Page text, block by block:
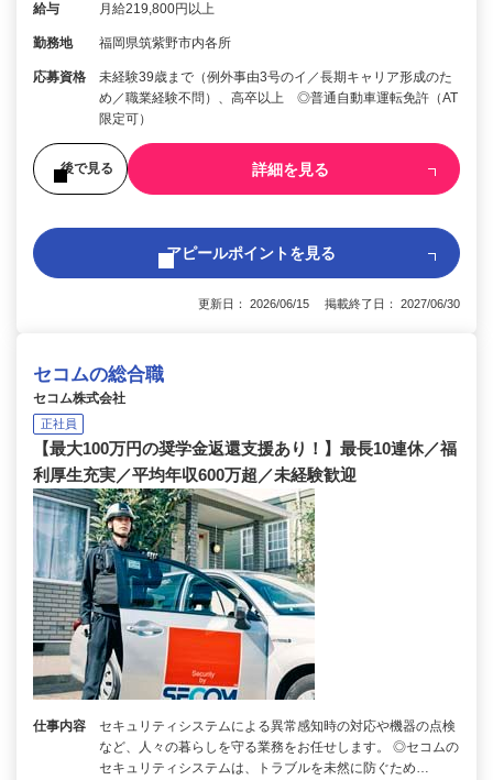
給与 月給219,800円以上
勤務地 福岡県筑紫野市内各所
応募資格
未経験39歳まで（例外事由3号のイ／長期キャリア形成のた
め／職業経験不問）、高卒以上 ◎普通自動車運転免許（AT
限定可）
後で見る 詳細を見る
アピールポイントを見る
更新日： 2026/06/15 掲載終了日： 2027/06/30
セコムの総合職
セコム株式会社
正社員
【最大100万円の奨学金返還支援あり！】最長10連休／福
利厚生充実／平均年収600万超／未経験歓迎
仕事内容
セキュリティシステムによる異常感知時の対応や機器の点検
など、人々の暮らしを守る業務をお任せします。 ◎セコムの
セキュリティシステムは、トラブルを未然に防ぐため…